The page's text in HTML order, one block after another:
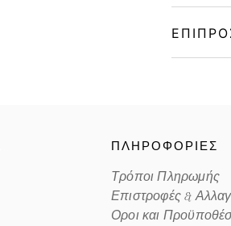
Lens
ΠΛΗΡΟΦΟΡΙΕΣ
Τρόποι Πληρωμής
Επιστροφές &
Οροι και